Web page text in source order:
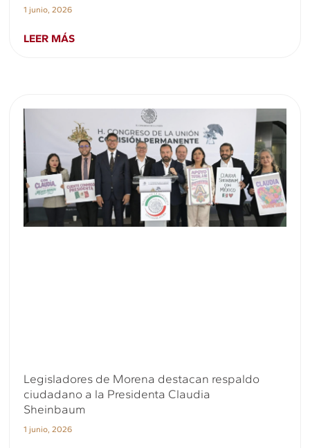
1 junio, 2026
LEER MÁS
Legisladores de Morena destacan respaldo
ciudadano a la Presidenta Claudia
Sheinbaum
1 junio, 2026